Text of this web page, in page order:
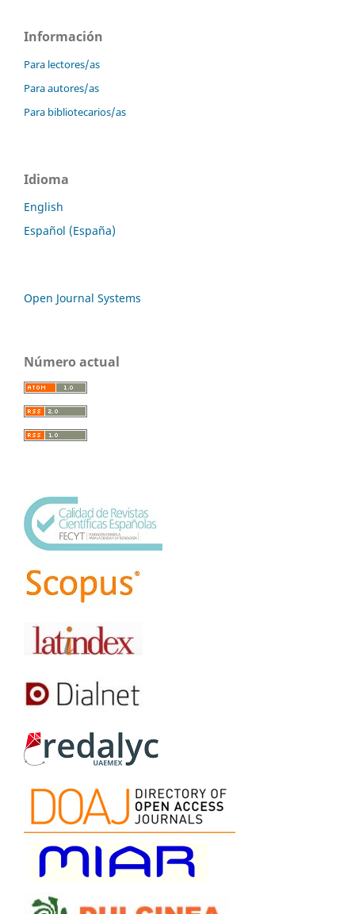
Información
Para lectores/as
Para autores/as
Para bibliotecarios/as
Idioma
English
Español (España)
Open Journal Systems
Número actual